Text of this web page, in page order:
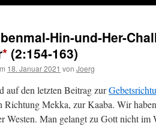
Hin-und-Her-
* (2:154-163)
18. Januar 2021 von Joerg
auf den letzten Beitrag zur
Richtung Mekka, zur Kaaba. Wir
Westen. Man gelangt zu Gott nicht